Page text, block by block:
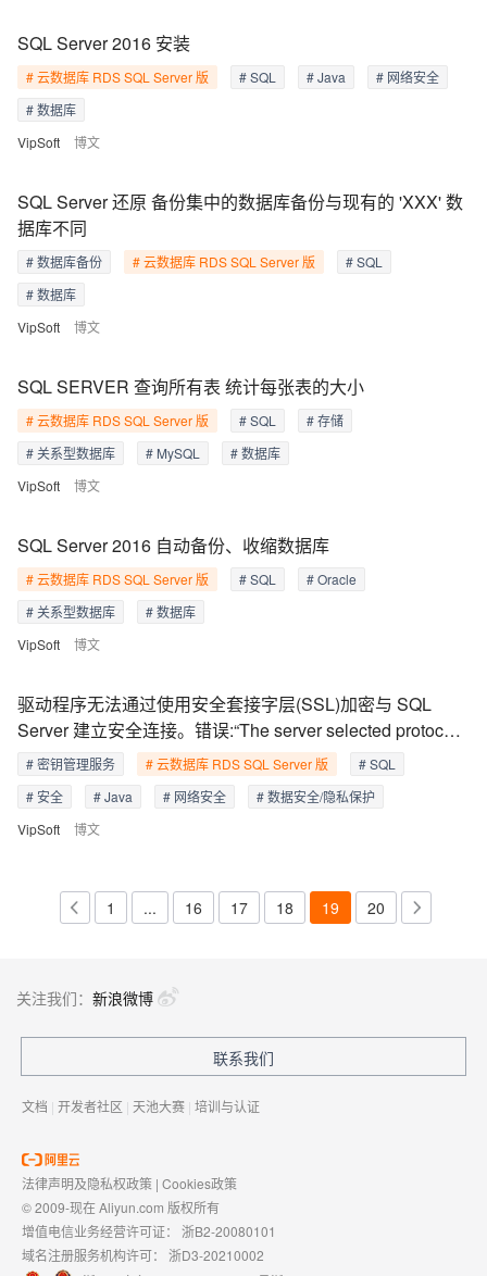
VipSoft 博文
SQL Server 2016 安装
# 云数据库 RDS SQL Server 版 # SQL # Java
# 网络安全
# 数据库
VipSoft 博文
SQL Server 还原 备份集中的数据库备份与现有的 'XXX' 数
据库不同
# 数据库备份 # 云数据库 RDS SQL Server 版
# SQL
# 数据库
VipSoft 博文
SQL SERVER 查询所有表 统计每张表的大小
# 云数据库 RDS SQL Server 版 # SQL
# 存储
# 关系型数据库
# MySQL # 数据库
VipSoft 博文
SQL Server 2016 自动备份、收缩数据库
# 云数据库 RDS SQL Server 版 # SQL
# Oracle
# 关系型数据库
# 数据库
VipSoft 博文
驱动程序无法通过使用安全套接字层(SSL)加密与 SQL
Server 建立安全连接。错误:“The server selected protocol
version TLS10 is not accepted by client
# 密钥管理服务 # 云数据库 RDS SQL Server 版
# SQL
# 安全
# Java # 网络安全 # 数据安全/隐私保护
1 ... 16 17 18 19 20
关注我们： 新浪微博
联系我们
文档 | 开发者社区 | 天池大赛 | 培训与认证
法律声明及隐私权政策 | Cookies政策
© 2009-现在 Aliyun.com 版权所有
增值电信业务经营许可证： 浙B2-20080101
域名注册服务机构许可： 浙D3-20210002